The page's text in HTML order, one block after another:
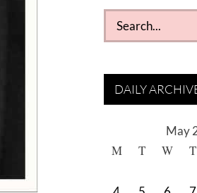
Search
for:
DAILY
May
M T W T